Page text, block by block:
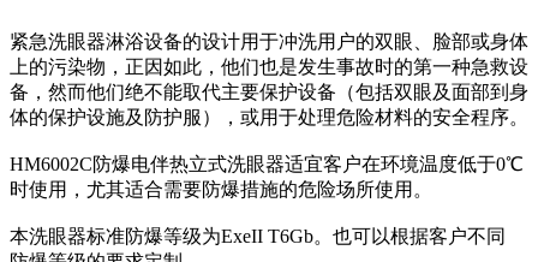
紧急洗眼器淋浴设备的设计用于冲洗用户的双眼、脸部或身体
上的污染物，正因如此，他们也是发生事故时的第一种急救设
备，然而他们绝不能取代主要保护设备（包括双眼及面部到身
体的保护设施及防护服），或用于处理危险材料的安全程序。
HM6002C防爆电伴热立式洗眼器适宜客户在环境温度低于0℃
时使用，尤其适合需要防爆措施的危险场所使用。
本洗眼器标准防爆等级为ExeII T6Gb。也可以根据客户不同